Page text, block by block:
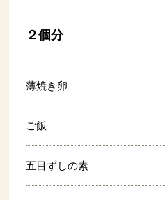
２個分
薄焼き卵
ご飯
五目ずしの素